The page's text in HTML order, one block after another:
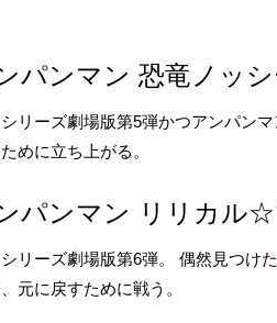
パンマン 恐竜ノッシ
リーズ劇場版第5弾かつアンパン
めに立ち上がる。
パンマン リリカル
リーズ劇場版第6弾。 偶然見つけた
元に戻すために戦う。